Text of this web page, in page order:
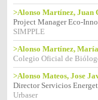
>Alonso Martínez, Juan
Project Manager Eco-
SIMPPLE
>Alonso Martínez,
Colegio Oficial de
>Alonso Mateos, Jose
Director Servicios
Urbaser